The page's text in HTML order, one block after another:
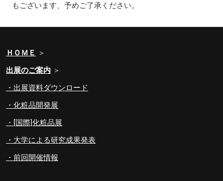
もございます、予めご了承ください。
ＨＯＭＥ ＞
出展のご案内 ＞
・出展資料ダウンロード
・化粧品開発展
・[国際]化粧品展
・大学による研究成果発表
・前回開催情報